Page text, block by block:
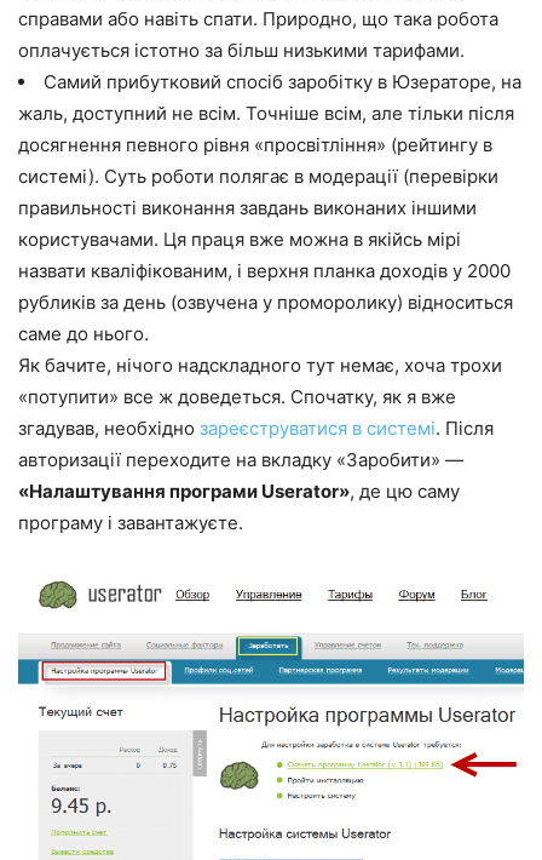
справами або навіть спати. Природно, що така робота
оплачується істотно за більш низькими тарифами.
Самий прибутковий спосіб заробітку в Юзераторе, на
жаль, доступний не всім. Точніше всім, але тільки після
досягнення певного рівня «просвітління» (рейтингу в
системі). Суть роботи полягає в модерації (перевірки
правильності виконання завдань виконаних іншими
користувачами. Ця праця вже можна в якійсь мірі
назвати кваліфікованим, і верхня планка доходів у 2000
рубликів за день (озвучена у проморолику) відноситься
саме до нього.
Як бачите, нічого надскладного тут немає, хоча трохи
«потупити» все ж доведеться. Спочатку, як я вже
згадував, необхідно зареєструватися в системі. Після
авторизації переходите на вкладку «Заробити» —
«Налаштування програми Userator», де цю саму
програму і завантажуєте.